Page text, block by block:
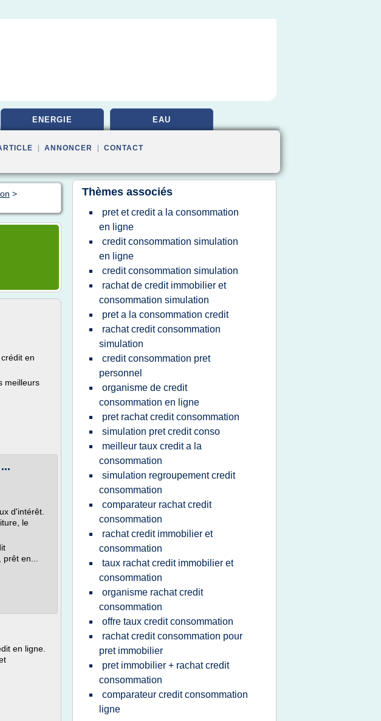
ENERGIE EAU
ANNONCER CONTACT
>
en
meilleurs
d'intérêt.
le
en...
en ligne.
Thèmes associés
pret et credit a la consommation
en ligne
credit consommation simulation
en ligne
credit consommation simulation
rachat de credit immobilier et
consommation simulation
pret a la consommation credit
rachat credit consommation
simulation
credit consommation pret
personnel
organisme de credit
consommation en ligne
pret rachat credit consommation
simulation pret credit conso
meilleur taux credit a la
consommation
simulation regroupement credit
consommation
comparateur rachat credit
consommation
rachat credit immobilier et
consommation
taux rachat credit immobilier et
consommation
organisme rachat credit
consommation
offre taux credit consommation
rachat credit consommation pour
pret immobilier
pret immobilier + rachat credit
consommation
comparateur credit consommation
ligne